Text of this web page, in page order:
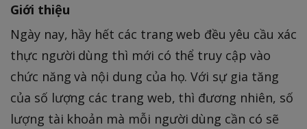
Giới thiệu
Ngày nay, hầy hết các trang web đều yêu cầu xác
thực người dùng thì mới có thể truy cập vào
chức năng và nội dung của họ. Với sự gia tăng
của số lượng các trang web, thì đương nhiên, số
lượng tài khoản mà mỗi người dùng cần có sẽ